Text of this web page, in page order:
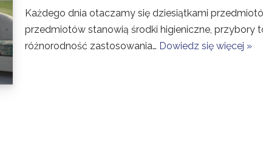
Każdego dnia otaczamy się dziesiątkami
przedmiotów stanowią środki higieniczne, przybory
różnorodność zastosowania… Dowiedz się więcej »